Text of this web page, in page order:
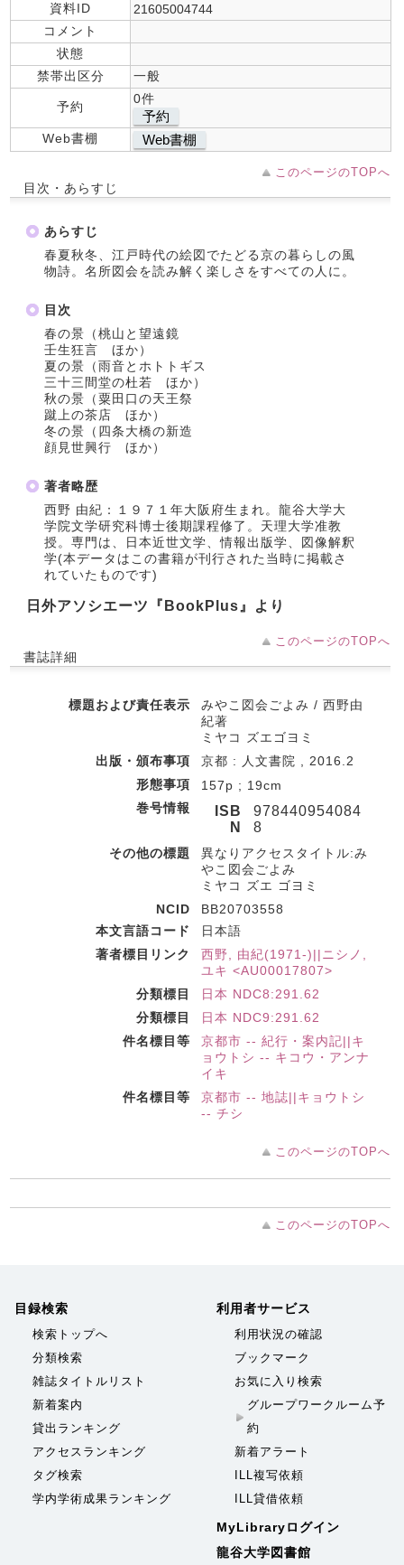
資料ID
21605004744
コメント
状態
禁帯出区分
一般
予約
0件
予約
Web書棚 Web書棚
このページのTOPへ
目次・あらすじ
あらすじ
春夏秋冬、江戸時代の絵図でたどる京の暮らしの風
物詩。名所図会を読み解く楽しさをすべての人に。
目次
春の景（桃山と望遠鏡
壬生狂言 ほか）
夏の景（雨音とホトトギス
三十三間堂の杜若 ほか）
秋の景（粟田口の天王祭
蹴上の茶店 ほか）
冬の景（四条大橋の新造
顔見世興行 ほか）
著者略歴
西野 由紀：１９７１年大阪府生まれ。龍谷大学大
学院文学研究科博士後期課程修了。天理大学准教
授。専門は、日本近世文学、情報出版学、図像解釈
学(本データはこの書籍が刊行された当時に掲載さ
れていたものです)
日外アソシエーツ『BookPlus』より
このページのTOPへ
書誌詳細
標題および責任表示
みやこ図会ごよみ / 西野由
紀著
ミヤコ ズエゴヨミ
出版・頒布事項
京都 : 人文書院 , 2016.2
形態事項
157p ; 19cm
巻号情報
ISB
N
978440954084
8
その他の標題
異なりアクセスタイトル:み
やこ図会ごよみ
ミヤコ ズエ ゴヨミ
NCID
BB20703558
本文言語コード
日本語
著者標目リンク
西野, 由紀(1971-)||ニシノ,
ユキ <AU00017807>
分類標目
日本 NDC8:291.62
分類標目
日本 NDC9:291.62
件名標目等
京都市 -- 紀行・案内記||キ
ョウトシ -- キコウ・アンナ
イキ
件名標目等
京都市 -- 地誌||キョウトシ
-- チシ
このページのTOPへ
このページのTOPへ
目録検索
検索トップへ
分類検索
雑誌タイトルリスト
新着案内
貸出ランキング
アクセスランキング
タグ検索
学内学術成果ランキング
利用者サービス
利用状況の確認
ブックマーク
お気に入り検索
グループワークルーム予
約
新着アラート
ILL複写依頼
ILL貸借依頼
MyLibraryログイン
龍谷大学図書館